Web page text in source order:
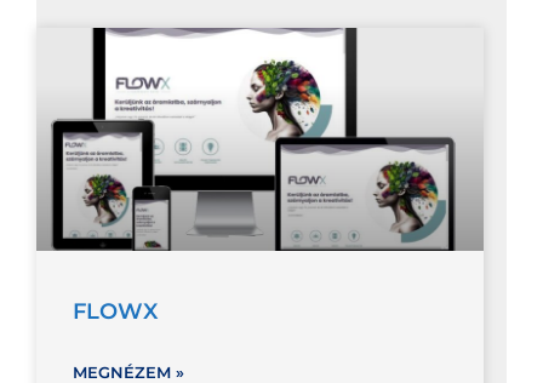
FLOWX
MEGNÉZEM »